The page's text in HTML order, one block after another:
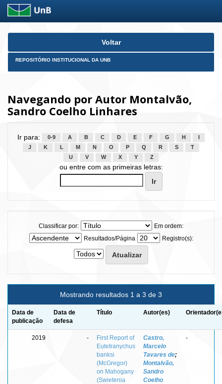
Skip
Voltar
REPOSITÓRIO INSTITUCIONAL DA UNB
Navegando por Autor Montalvão,
Sandro Coelho Linhares
Ir para: 0-9 A B C D E F G H
J
K L M N O P Q R S
T
U
V W X Y Z
ou entre com as primeiras letras:
Classificar por:
Em ordem:
Resultados/Página
Registro(s):
Mostrando resultados 1 a 3 de 3
Data de
publicação
Data de
defesa
Título Autor(es)
2019 -
First Report of
Eutetranychus
banksi
(McGregor)
on Mahogany
(Swietenia
Castro,
Marcelo
Tavares de;
Montalvão,
Sandro
Coelho
-